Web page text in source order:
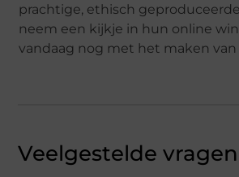
prachtige, ethisch
neem een kijkje in hun online
vandaag nog met het maken van
Veelgestelde vragen